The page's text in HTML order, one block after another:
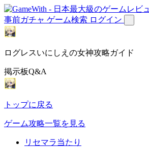
事前ガチャ ゲーム検索 ログイン
ログレスいにしえの女神攻略ガイド
掲示板Q&A
トップに戻る
ゲーム攻略一覧を見る
リセマラ当たり